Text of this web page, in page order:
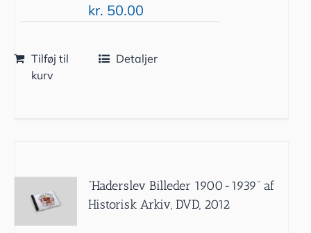
kr. 50.00
Tilføj til
kurv
Detaljer
”Haderslev Billeder 1900-1939” af
Historisk Arkiv, DVD, 2012